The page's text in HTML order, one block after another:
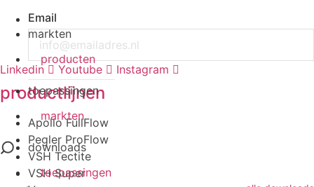
markten
toepassingen
downloads
producten
markten
toepassingen
Email
Linkedin Youtube Instagram
productlijnen
Apollo FullFlow
Pegler ProFlow
VSH Tectite
VSH Super